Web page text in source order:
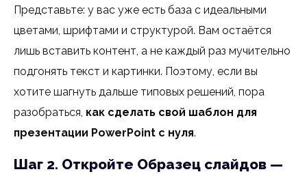
Представьте: у вас уже есть база с идеальными
цветами, шрифтами и структурой. Вам остаётся
лишь вставить контент, а не каждый раз мучительно
подгонять текст и картинки. Поэтому, если вы
хотите шагнуть дальше типовых решений, пора
разобраться, как сделать свой шаблон для
презентации PowerPoint с нуля.
Шаг 2. Откройте Образец слайдов —